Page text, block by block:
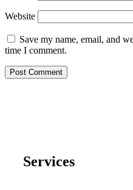
Website
Save my name, email, and
time I comment.
Services